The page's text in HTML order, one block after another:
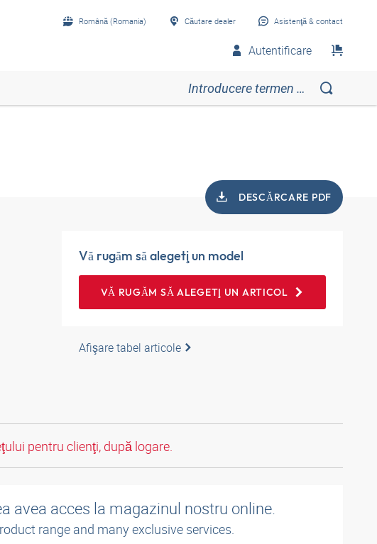
Română (Romania) Căutare dealer Asistenţă & contact
Autentificare
DESCĂRCARE PDF
Vă rugăm să alegeţi un model
VĂ RUGĂM SĂ ALEGEŢI UN ARTICOL
Afişare tabel articole
pentru clienţi, după logare.
avea acces la magazinul nostru online.
range and many exclusive services.